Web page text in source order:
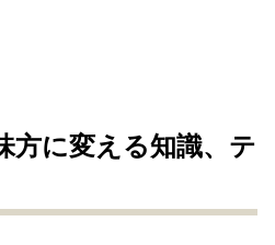
方に変える知識、テ